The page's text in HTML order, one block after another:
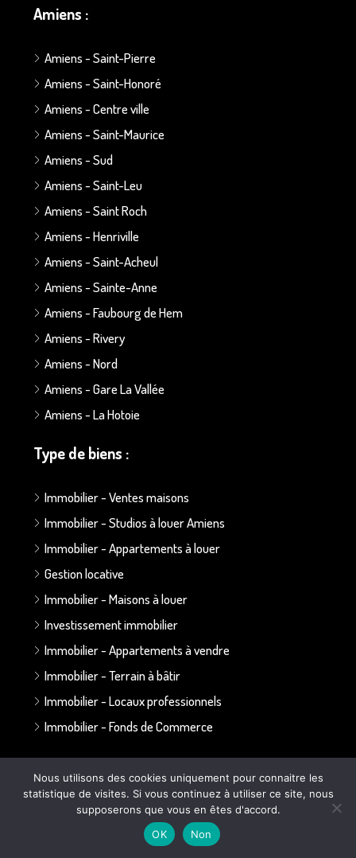
Amiens :
Amiens - Saint-Pierre
Amiens - Saint-Honoré
Amiens - Centre ville
Amiens - Saint-Maurice
Amiens - Sud
Amiens - Saint-Leu
Amiens - Saint Roch
Amiens - Henriville
Amiens - Saint-Acheul
Amiens - Sainte-Anne
Amiens - Faubourg de Hem
Amiens - Rivery
Amiens - Nord
Amiens - Gare La Vallée
Amiens - La Hotoie
Type de biens :
Immobilier - Ventes maisons
Immobilier - Studios à louer Amiens
Immobilier - Appartements à louer
Gestion locative
Immobilier - Maisons à louer
Investissement immobilier
Immobilier - Appartements à vendre
Immobilier - Terrain à bâtir
Immobilier - Locaux professionnels
Immobilier - Fonds de Commerce
Annonces par secteur :
Secteur Bapaume - Albert
Nous utilisons des cookies uniquement pour connaitre les
statistique de visites. Si vous continuez à utiliser ce site, nous
supposerons que vous en êtes d'accord.
OK
Non